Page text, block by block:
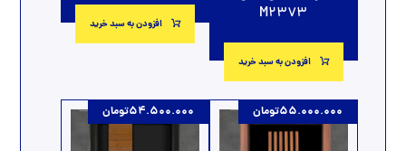
M2373
افزودن به سبد خرید
افزودن به سبد خرید
55.000.000تومان 54.500.000تومان